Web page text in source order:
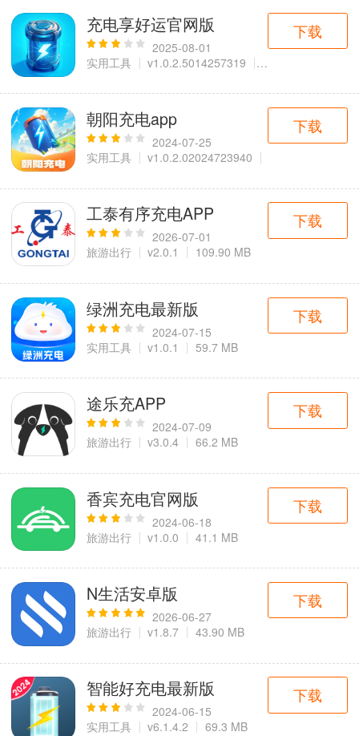
充电享好运官网版
2025-08-01
实用工具
v1.0.2.5014257319 69.70 MB
下载
朝阳充电app
2024-07-25
实用工具
v1.0.2.02024723940
下载
工泰有序充电APP
2026-07-01
旅游出行
v2.0.1 109.90 MB
下载
绿洲充电最新版
2024-07-15
实用工具
v1.0.1 59.7 MB
下载
途乐充APP
2024-07-09
旅游出行
v3.0.4 66.2 MB
下载
香宾充电官网版
2024-06-18
旅游出行
v1.0.0 41.1 MB
下载
N生活安卓版
2026-06-27
旅游出行
v1.8.7 43.90 MB
下载
智能好充电最新版
2024-06-15
实用工具
v6.1.4.2 69.3 MB
下载